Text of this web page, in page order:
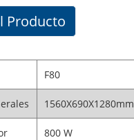
Producto
F80
1560X690X1280mm
800 W